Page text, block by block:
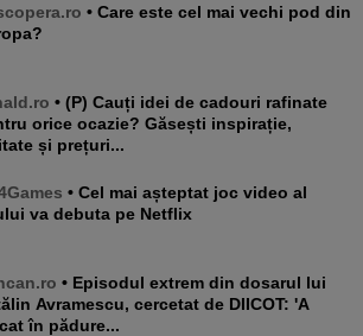
• Care este cel mai vechi pod din
• (P) Cauți idei de cadouri rafinate
orice ocazie? Găsești inspirație,
și prețuri...
• Cel mai așteptat joc video al
va debuta pe Netflix
• Episodul extrem din dosarul lui
Avramescu, cercetat de DIICOT: 'A
în pădure...